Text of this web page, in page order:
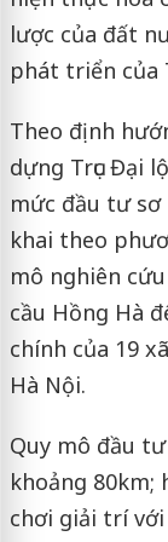
lược của đất
phát triển của
Theo định
dựng Trục Đại
mức đầu tư sơ
khai theo
mô nghiên
cầu Hồng Hà
chính của 19
Hà Nội.
Quy mô đầu
khoảng 80km;
chơi giải trí với